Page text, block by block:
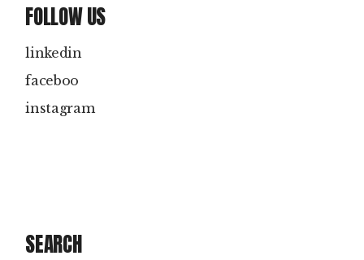
FOLLOW US
linkedin
faceboo
instagram
SEARCH